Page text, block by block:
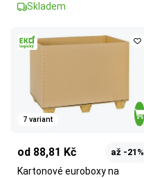
Skladem
7 variant
od 88,81 Kč až -21%
Kartonové euroboxy na